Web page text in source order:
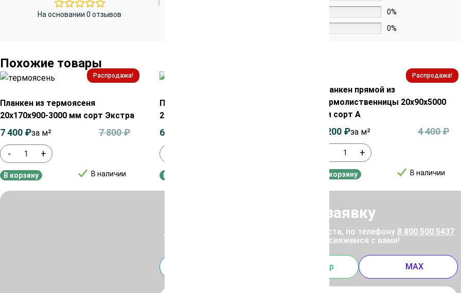
На основании 0 отзывов
0%
0%
Похожие товары
Распродажа!
Планкен из термоясеня
20х170х900-3000 мм сорт Экстра
- +
В наличии
7 800₽
7 400 ₽за м²
В корзину
Планкен из термоясеня
20х100х900-3000 мм сорт Экстра
6 700
Распродажа!
Планкен прямой из
термолиственницы 20х90х5000
мм сорт А
+
В наличии
4 400₽
4 200 ₽за м²
В корзину
Отправить заявку
Для уточнения цены позвоните, пожалуйста, по телефону 8 800 500 5437
или отправьте заявку, и мы свяжемся с вами!
Whatsapp MAX